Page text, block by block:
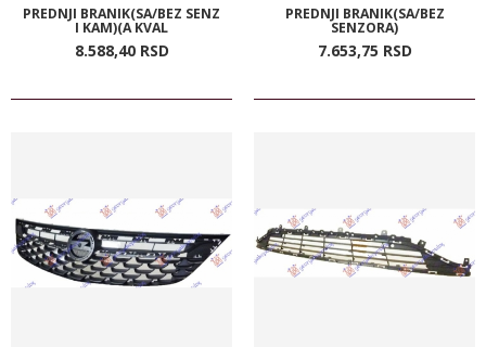
PREDNJI BRANIK(SA/BEZ SENZ
I KAM)(A KVAL
8.588,40 RSD
PREDNJI BRANIK(SA/BEZ
SENZORA)
7.653,75 RSD